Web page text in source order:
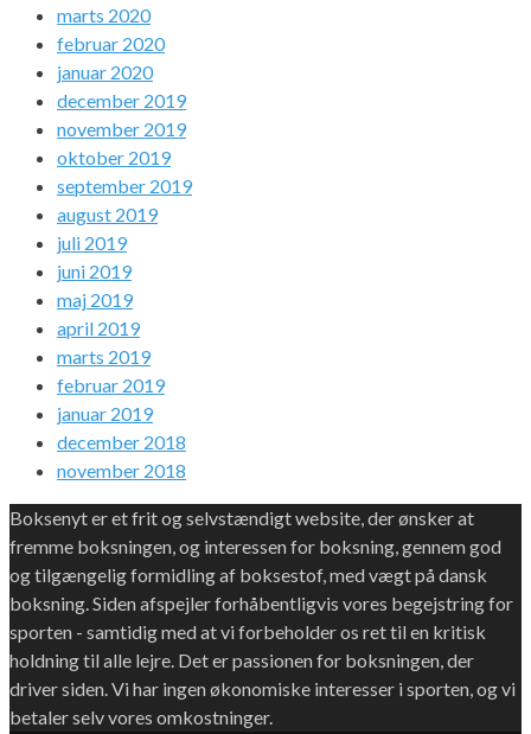
marts 2020
februar 2020
januar 2020
december 2019
november 2019
oktober 2019
september 2019
august 2019
juli 2019
juni 2019
maj 2019
april 2019
marts 2019
februar 2019
januar 2019
december 2018
november 2018
Boksenyt er et frit og selvstændigt website, der ønsker at
fremme boksningen, og interessen for boksning, gennem god
og tilgængelig formidling af boksestof, med vægt på dansk
boksning. Siden afspejler forhåbentligvis vores begejstring for
sporten - samtidig med at vi forbeholder os ret til en kritisk
holdning til alle lejre. Det er passionen for boksningen, der
driver siden. Vi har ingen økonomiske interesser i sporten, og vi
betaler selv vores omkostninger.